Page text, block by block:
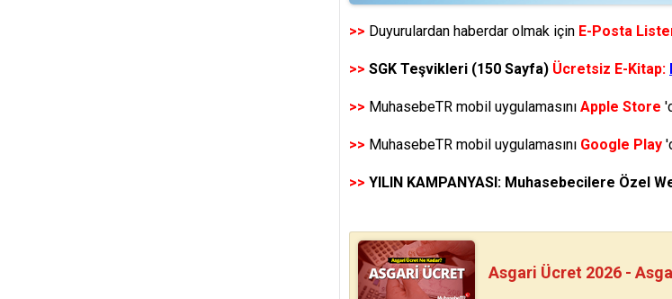
>> Duyurulardan haberdar olmak için E-Posta
>> SGK Teşvikleri (150 Sayfa) Ücretsiz E-Kitap:
>> MuhasebeTR mobil uygulamasını Apple Store
>> MuhasebeTR mobil uygulamasını Google Play
>> YILIN KAMPANYASI: Muhasebecilere Özel
Asgari Ücret 2026 -